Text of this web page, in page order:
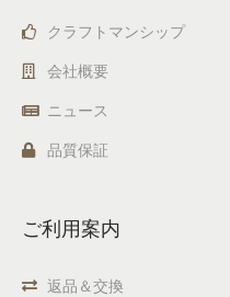
クラフトマンシップ
会社概要
ニュース
品質保証
ご利用案内
返品＆交換